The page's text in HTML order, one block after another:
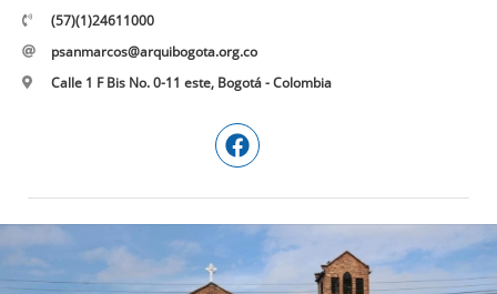
(57)(1)24611000
psanmarcos@arquibogota.org.co
Calle 1 F Bis No. 0-11 este, Bogotá - Colombia